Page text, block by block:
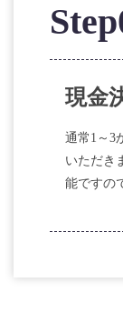
現金
通常1～3
いただき
能ですの